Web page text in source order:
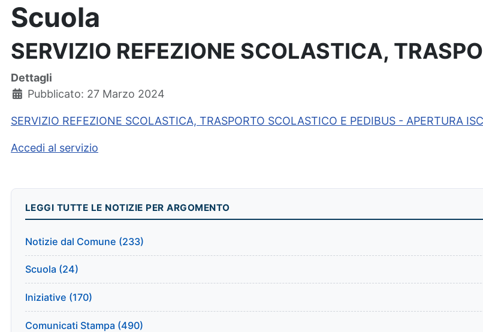
Scuola
SERVIZIO REFEZIONE SCOLASTICA,
Dettagli
Pubblicato: 27 Marzo 2024
SERVIZIO REFEZIONE SCOLASTICA, TRASPORTO SCOLASTICO E PEDIBUS - APERTURA
Accedi al servizio
LEGGI TUTTE LE NOTIZIE PER ARGOMENTO
Notizie dal Comune (233)
Scuola (24)
Iniziative (170)
Comunicati Stampa (490)